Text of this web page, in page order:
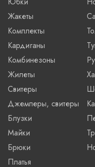
Жакеты
Комплекты
Кардиганы
Комбинезоны
Жилеты
Свитеры
Джемперы, свитеры
Блузки
Майки
Брюки
Платья